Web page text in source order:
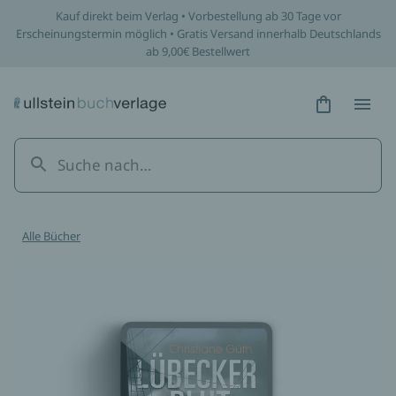
Kauf direkt beim Verlag • Vorbestellung ab 30 Tage vor
Erscheinungstermin möglich • Gratis Versand innerhalb Deutschlands
ab 9,00€ Bestellwert
Hidden
Alle Bücher